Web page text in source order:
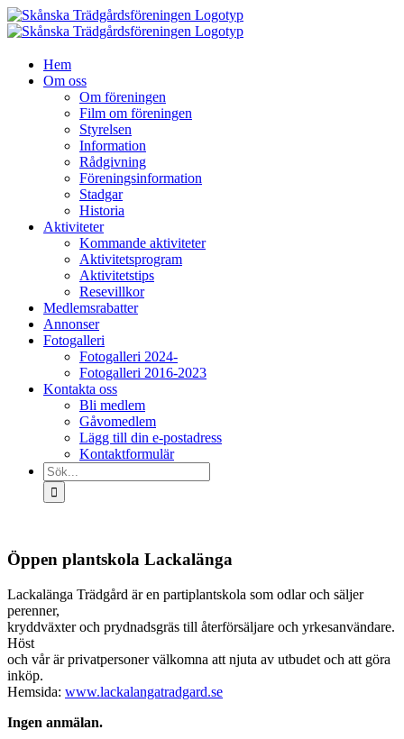
Fortsätt
till
Hem
Om oss
Om föreningen
Film om föreningen
Styrelsen
Information
Rådgivning
Föreningsinformation
Stadgar
Historia
Aktiviteter
Kommande aktiviteter
Aktivitetsprogram
Aktivitetstips
Resevillkor
Medlemsrabatter
Annonser
Fotogalleri
Fotogalleri 2024-
Fotogalleri 2016-2023
Kontakta oss
Bli medlem
Gåvomedlem
Lägg till din e-postadress
Kontaktformulär
Sök
efter:
Öppen plantskola Lackalänga
Lackalänga Trädgård är en partiplantskola som odlar och säljer
perenner,
kryddväxter och prydnadsgräs till återförsäljare och yrkesanvändare.
Höst
och vår är privatpersoner välkomna att njuta av utbudet och att göra
inköp.
Hemsida: www.lackalangatradgard.se
Ingen anmälan.